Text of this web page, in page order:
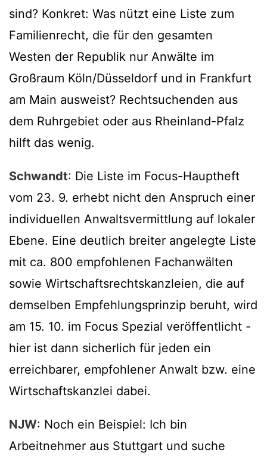
sind? Konkret: Was nützt eine Liste zum
Familienrecht, die für den gesamten
Westen der Republik nur Anwälte im
Großraum Köln/Düsseldorf und in Frankfurt
am Main ausweist? Rechtsuchenden aus
dem Ruhrgebiet oder aus Rheinland-Pfalz
hilft das wenig.
Schwandt: Die Liste im Focus-Hauptheft
vom 23. 9. erhebt nicht den Anspruch einer
individuellen Anwaltsvermittlung auf lokaler
Ebene. Eine deutlich breiter angelegte Liste
mit ca. 800 empfohlenen Fachanwälten
sowie Wirtschaftsrechtskanzleien, die auf
demselben Empfehlungsprinzip beruht, wird
am 15. 10. im Focus Spezial veröffentlicht -
hier ist dann sicherlich für jeden ein
erreichbarer, empfohlener Anwalt bzw. eine
Wirtschaftskanzlei dabei.
NJW: Noch ein Beispiel: Ich bin
Arbeitnehmer aus Stuttgart und suche